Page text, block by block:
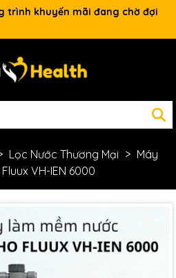
trình khuyến mãi đang chờ đợi
Lọc Nước Thương Mại
Máy
VH-IEN 6000